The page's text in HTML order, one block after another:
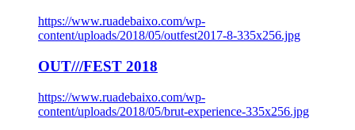
https://www.ruadebaixo.com/wp-
content/uploads/2018/05/outfest2017-8-335x256.jpg
OUT///FEST 2018
https://www.ruadebaixo.com/wp-
content/uploads/2018/05/brut-experience-335x256.jpg